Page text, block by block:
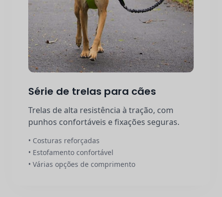
Série de trelas para cães
Trelas de alta resistência à tração, com
punhos confortáveis e fixações seguras.
• Costuras reforçadas
• Estofamento confortável
• Várias opções de comprimento